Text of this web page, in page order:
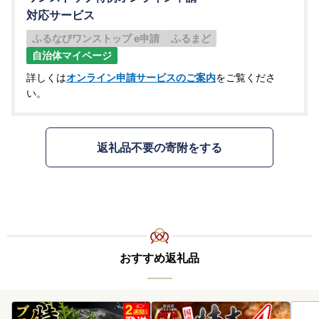
対応サービス
ふるなびワンストップ e申請
ふるまど
自治体マイページ
詳しくはオンライン申請サービスのご案内をご覧くださ
い。
返礼品不要の寄附をする
おすすめ返礼品